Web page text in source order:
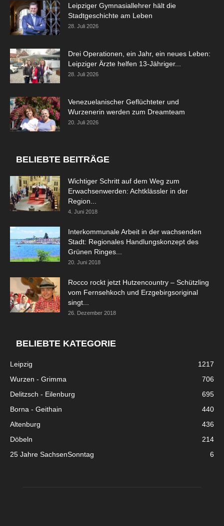
Leipziger Gymnasiallehrer hält die
Stadtgeschichte am Leben
28. Juli 2026
Drei Operationen, ein Jahr, ein neues Leben:
Leipziger Ärzte helfen 13-Jähriger...
28. Juli 2026
Venezuelanischer Geflüchteter und
Wurzenerin werden zum Dreamteam
20. Juli 2026
BELIEBTE BEITRÄGE
Wichtiger Schritt auf dem Weg zum
Erwachsenwerden: Achtklässler in der
Region...
4. Juni 2018
Interkommunale Arbeit in der wachsenden
Stadt: Regionales Handlungskonzept des
Grünen Ringes...
20. Juni 2018
Rocco rockt jetzt Hutzencountry – Schützling
vom Fernsehkoch und Erzgebirgsoriginal
singt...
26. Dezember 2018
BELIEBTE KATEGORIE
Leipzig
1217
Wurzen - Grimma
706
Delitzsch - Eilenburg
695
Borna - Geithain
440
Altenburg
436
Döbeln
214
25 Jahre SachsenSonntag
6